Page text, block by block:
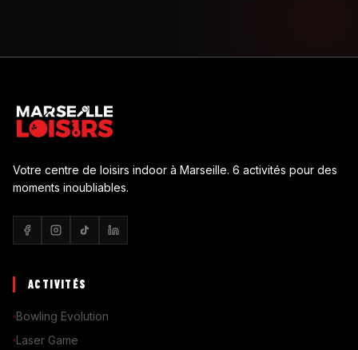
Votre centre de loisirs indoor à Marseille. 6 activités pour des
moments inoubliables.
ACTIVITÉS
Bowling Evolution
Laser Game